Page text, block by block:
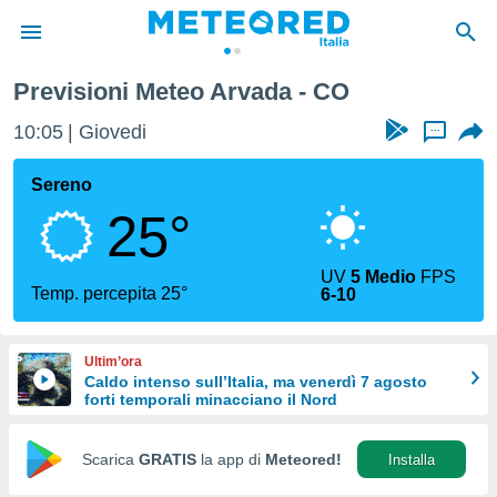
di
per
le
di
Web
Previsioni Meteo Arvada - CO
10:05 Giovedi ...
Sereno
25°
Temp. percepita 25°
UV5 Medio FPS
6-10
Ultim’ora
Caldo intenso sull’Italia, ma venerdì 7 agosto
forti temporali minacciano il Nord
Scarica GRATIS la app di Meteored! Installa